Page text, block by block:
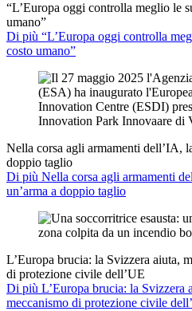
“L’Europa oggi controlla meglio le
umano”
Di più “L’Europa oggi controlla
costo umano”
Nella corsa agli armamenti dell’IA,
doppio taglio
Di più Nella corsa agli armamenti
un’arma a doppio taglio
L’Europa brucia: la Svizzera aiuta,
di protezione civile dell’UE
Di più L’Europa brucia: la Svizzera
meccanismo di protezione civile